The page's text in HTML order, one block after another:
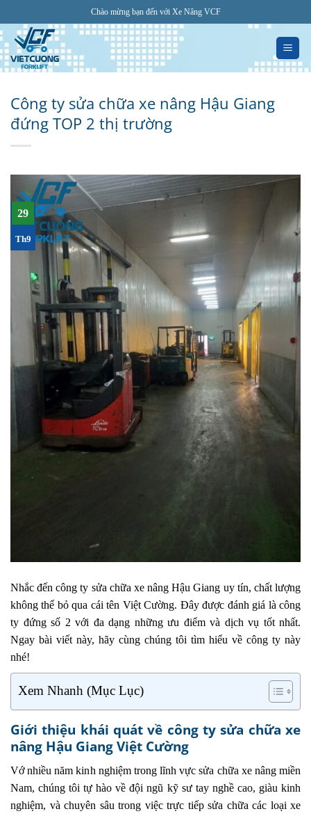
qua
nội
dung
Chào mừng bạn đến với Xe Nâng VCF
Công ty sửa chữa xe nâng Hậu Giang
đứng TOP 2 thị trường
29
Th9
Nhắc đến công ty sửa chữa xe nâng Hậu Giang uy tín, chất lượng
không thể bỏ qua cái tên Việt Cường. Đây được đánh giá là công
ty đứng số 2 với đa dạng những ưu điểm và dịch vụ tốt nhất.
Ngay bài viết này, hãy cùng chúng tôi tìm hiểu về công ty này
nhé!
Xem Nhanh (Mục Lục)
Giới thiệu khái quát về công ty sửa chữa xe
nâng Hậu Giang Việt Cường
Vớ nhiều năm kinh nghiệm trong lĩnh vực sửa chữa xe nâng miền
Nam, chúng tôi tự hào về đội ngũ kỹ sư tay nghề cao, giàu kinh
nghiệm, và chuyên sâu trong việc trực tiếp sửa chữa các loại xe